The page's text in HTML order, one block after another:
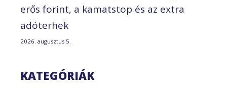
erős forint, a kamatstop és az extra
adóterhek
2026. augusztus 5.
KATEGÓRIÁK